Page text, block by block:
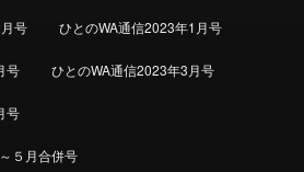
号 ひとのWA通信2023年1月号
号 ひとのWA通信2023年3月号
号
５月合併号